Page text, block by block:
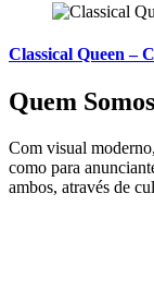
Classical Queen –
Quem Somos
Com visual
como para
ambos, através de